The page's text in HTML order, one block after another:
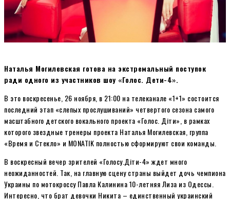
Наталья Могилевская готова на экстремальный поступок
ради одного из участников шоу «Голос. Дети-4».
В это воскресенье, 26 ноября, в 21:00 на телеканале «1+1» состоится
последний этап «слепых прослушиваний» четвертого сезона самого
масштабного детского вокального проекта «Голос. Діти», в рамках
которого звездные тренеры проекта Наталья Могилевская, группа
«Время и Стекло» и MONATIK полностью сформируют свои команды.
В воскресный вечер зрителей «Голосу.Діти-4» ждет много
неожиданностей. Так, на главную сцену страны выйдет дочь чемпиона
Украины по мотокроссу Павла Калинина 10-летняя Лиза из Одессы.
Интересно, что брат девочки Никита – единственный украинский